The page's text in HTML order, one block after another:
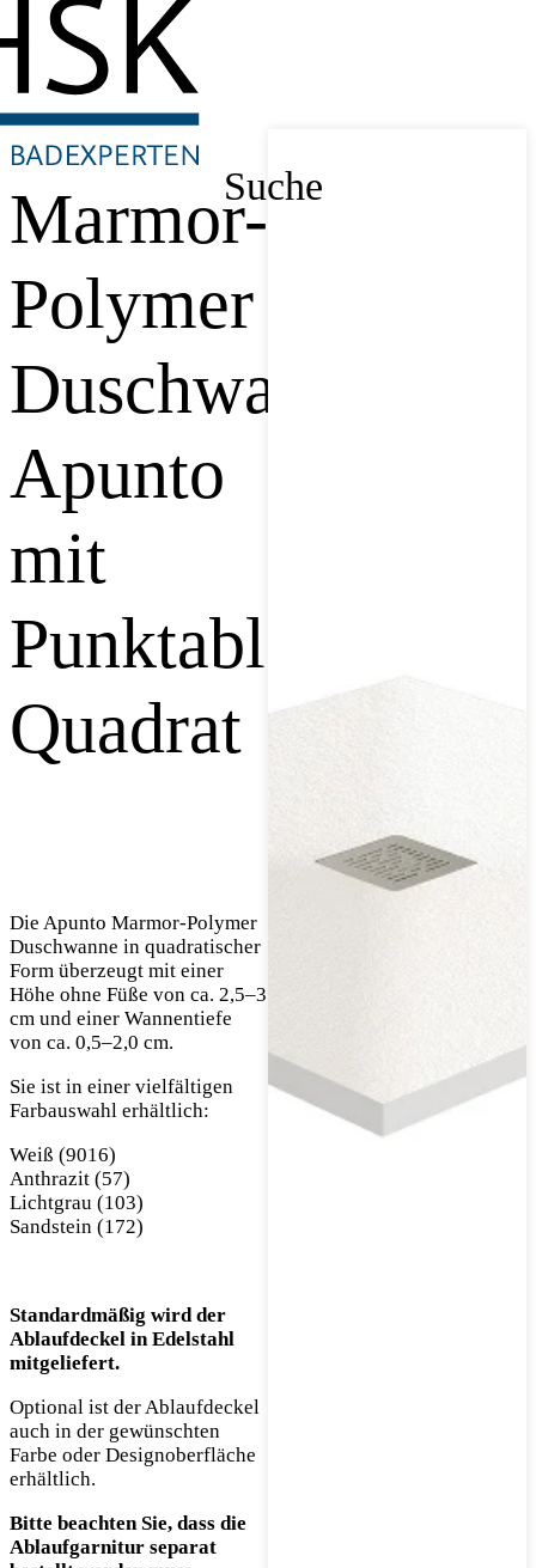
Suche
Marmor-
Polymer
Duschwanne
Apunto
mit
Punktablauf,
Quadrat
Die Apunto Marmor-Polymer
Duschwanne in quadratischer
Form überzeugt mit einer
Höhe ohne Füße von ca. 2,5–3
cm und einer Wannentiefe
von ca. 0,5–2,0 cm.
Sie ist in einer vielfältigen
Farbauswahl erhältlich:
Weiß (9016)
Anthrazit (57)
Lichtgrau (103)
Sandstein (172)
Standardmäßig wird der
Ablaufdeckel in Edelstahl
mitgeliefert.
Optional ist der Ablaufdeckel
auch in der gewünschten
Farbe oder Designoberfläche
erhältlich.
Bitte beachten Sie, dass die
Ablaufgarnitur separat